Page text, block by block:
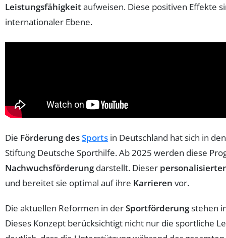
Leistungsfähigkeitaufweisen. Diese positiven Effekte
internationaler Ebene.
Die Förderung desSports in Deutschland hat sich in
Stiftung Deutsche Sporthilfe. Ab 2025 werden diese
Nachwuchsförderungdarstellt. Dieser
und bereitet sie optimal auf ihre Karrieren vor.
Die aktuellen Reformen in derSportförderungstehen
Dieses Konzept berücksichtigt nicht nur die sportliche